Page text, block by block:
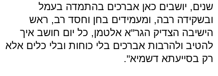
שנים, יושבים כאן אברכים בהתמדה בעמל
ובשקידה רבה, ומעמידים בחן וחסד רב, ראש
הישיבה הצדיק הגר"א אלטמן, כל יום חושב איך
להטיב ולהרבות אברכים בלי כוחות ובלי כלים אלא
רק בסייעתא דשמיא".